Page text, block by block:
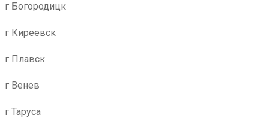
г Богородицк
г Киреевск
г Плавск
г Венев
г Таруса